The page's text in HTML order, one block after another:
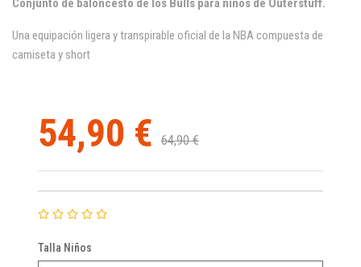
Conjunto de baloncesto de los Bulls para niños de Outerstuff.
Una equipación ligera y transpirable oficial de la NBA compuesta de
camiseta y short
54,90 € 64,90 €
Talla Niños